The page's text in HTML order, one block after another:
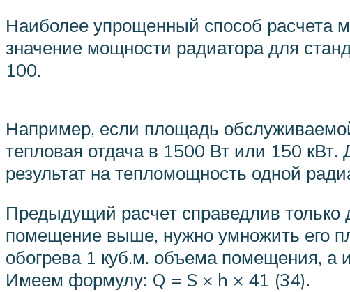
Наиболее упрощенный способ расчета
значение мощности радиатора для
100.
Например, если площадь
тепловая отдача в 1500 Вт или 150
результат на тепломощность одной
Предыдущий расчет справедлив
помещение выше, нужно умножить его
обогрева 1 куб.м. объема помещения, а
Имеем формулу: Q = S × h × 41 (34).